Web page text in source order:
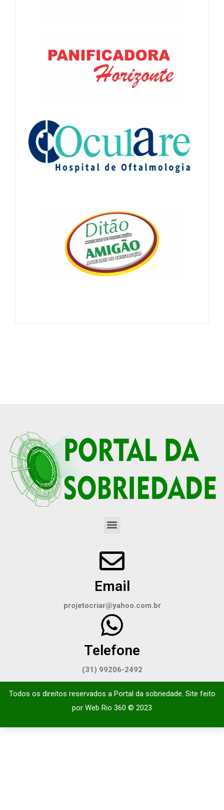
Email
projetocriar@yahoo.com.br
Telefone
(31) 99206-2492
Todos os direitos reservados a Portal da sobriedade. Site feito
por Web Rio 360 © 2023​